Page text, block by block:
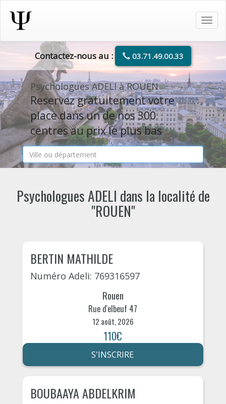
Contactez-nous au : 03.71.49.00.33
Psychologues ADELI à ROUEN
Reservez gratuitement votre
place dans un de nos 300
centres au prix le plus bas
Psychologues ADELI dans la localité de
"ROUEN"
BERTIN MATHILDE
Numéro Adeli: 769316597
Rouen
Rue d'elbeuf 47
12 août, 2026
110€
S'INSCRIRE
BOUBAAYA ABDELKRIM